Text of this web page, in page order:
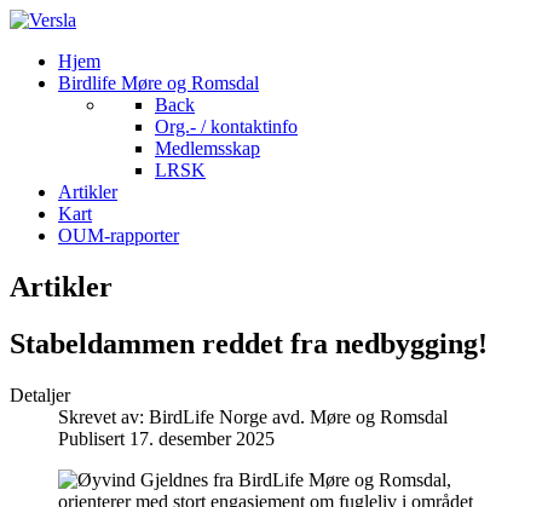
Hjem
Birdlife Møre og Romsdal
Back
Org.- / kontaktinfo
Medlemsskap
LRSK
Artikler
Kart
OUM-rapporter
Artikler
Stabeldammen reddet fra nedbygging!
Detaljer
Skrevet av: BirdLife Norge avd. Møre og Romsdal
Publisert 17. desember 2025